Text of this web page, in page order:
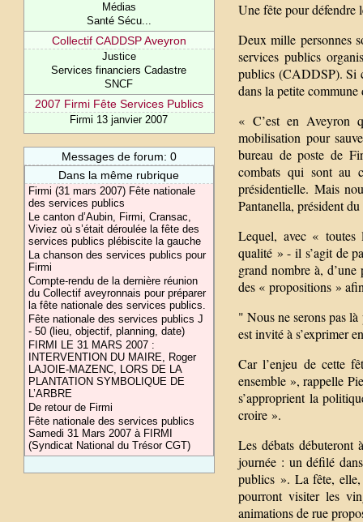
Médias
Santé Sécu...
Collectif CADDSP Aveyron
Justice
Services financiers Cadastre
SNCF
2007 Firmi Fête Services Publics
Firmi 13 janvier 2007
Messages de forum: 0
Dans la même rubrique
Firmi (31 mars 2007) Fête nationale
des services publics
Le canton d’Aubin, Firmi, Cransac,
Viviez où s’était déroulée la fête des
services publics plébiscite la gauche
La chanson des services publics pour
Firmi
Compte-rendu de la dernière réunion
du Collectif aveyronnais pour préparer
la fête nationale des services publics.
Fête nationale des services publics J
- 50 (lieu, objectif, planning, date)
FIRMI LE 31 MARS 2007 :
INTERVENTION DU MAIRE, Roger
LAJOIE-MAZENC, LORS DE LA
PLANTATION SYMBOLIQUE DE
L’ARBRE
De retour de Firmi
Fête nationale des services publics
Samedi 31 Mars 2007 à FIRMI
(Syndicat National du Trésor CGT)
Une fête pour défendre
Deux mille personnes
services publics
publics (CADDSP). Si
dans la petite
« C’est en Aveyron
mobilisation pour
bureau de poste de
combats qui sont au
présidentielle. Mais
Pantanella, président
Lequel, avec « toutes
qualité » - il s’agit de
grand nombre à,
des « propositions »
" Nous ne serons pas
est invité à s’exprimer
Car l’enjeu de cette
ensemble », rappelle
s’approprient la
croire ».
Les débats
journée : un défilé
publics ». La fête, elle,
pourront visiter les
animations de rue